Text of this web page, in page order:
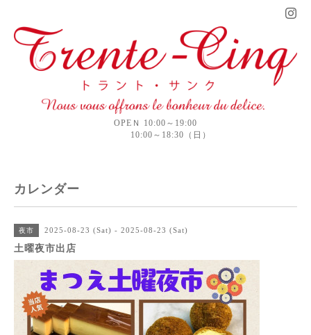
OPEＮ 10:00～19:00
10:00～18:30（日）
カレンダー
夜市 2025-08-23 (Sat) - 2025-08-23 (Sat)
土曜夜市出店